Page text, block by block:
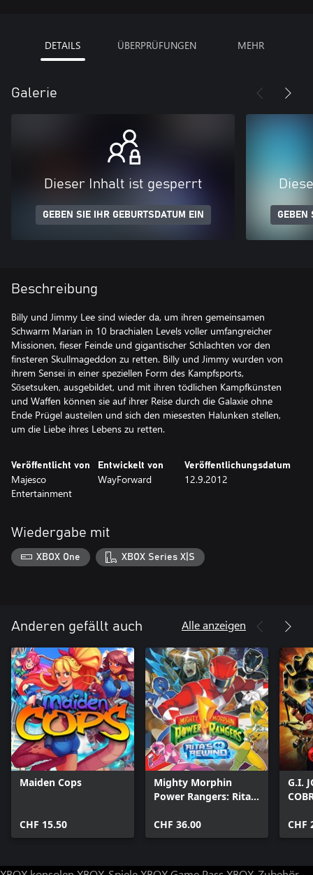
DETAILS ÜBERPRÜFUNGEN MEHR
Galerie
Dieser Inhalt ist gesperrt
GEBEN SIE IHR GEBURTSDATUM EIN GEBEN
Beschreibung
Billy und Jimmy Lee sind wieder da, um ihren gemeinsamen
Schwarm Marian in 10 brachialen Levels voller umfangreicher
Missionen, fieser Feinde und gigantischer Schlachten vor den
finsteren Skullmageddon zu retten. Billy und Jimmy wurden von
ihrem Sensei in einer speziellen Form des Kampfsports,
Sōsetsuken, ausgebildet, und mit ihren tödlichen Kampfkünsten
und Waffen können sie auf ihrer Reise durch die Galaxie ohne
Ende Prügel austeilen und sich den miesesten Halunken stellen,
um die Liebe ihres Lebens zu retten.
Veröffentlicht von
Majesco
Entertainment
Entwickelt von
WayForward
Veröffentlichungsdatum
12.9.2012
Wiedergabe mit
XBOX One XBOX Series X|S
Anderen gefällt auch Alle anzeigen
Maiden Cops
CHF 15.50
Mighty Morphin
Power Rangers: Rita's
CHF 36.00
G.I.
CHF